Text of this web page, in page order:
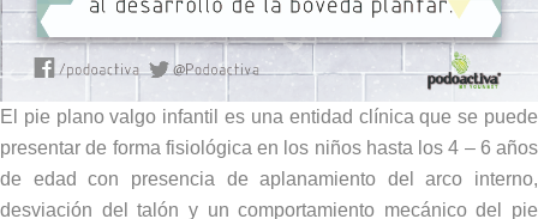
El pie plano valgo infantil es una entidad clínica que se puede
presentar de forma fisiológica en los niños hasta los 4 – 6 años
de edad con presencia de aplanamiento del arco interno,
desviación del talón y un comportamiento mecánico del pie